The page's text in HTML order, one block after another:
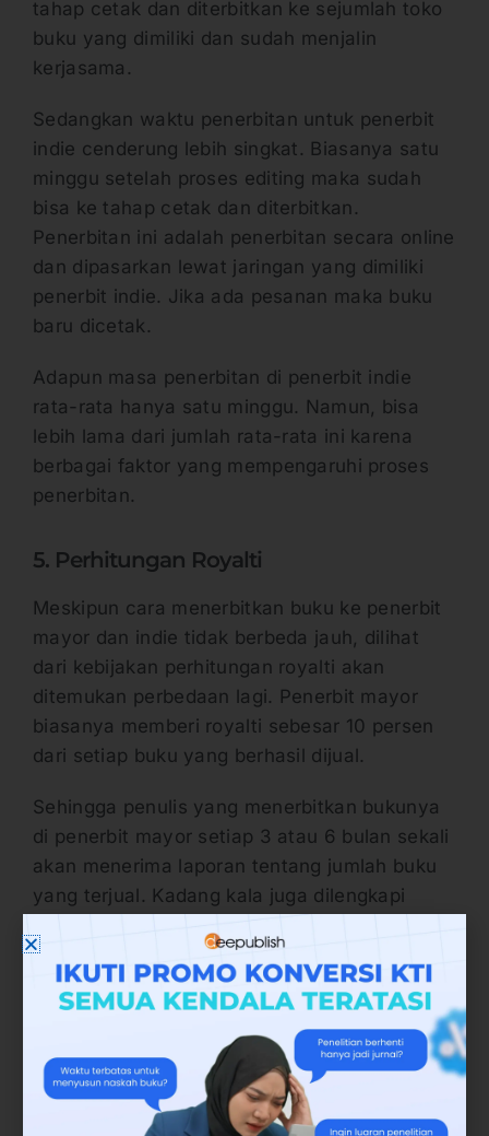
tahap cetak dan diterbitkan ke sejumlah toko
buku yang dimiliki dan sudah menjalin
kerjasama.
Sedangkan waktu penerbitan untuk penerbit
indie cenderung lebih singkat. Biasanya satu
minggu setelah proses editing maka sudah
bisa ke tahap cetak dan diterbitkan.
Penerbitan ini adalah penerbitan secara online
dan dipasarkan lewat jaringan yang dimiliki
penerbit indie. Jika ada pesanan maka buku
baru dicetak.
Adapun masa penerbitan di penerbit indie
rata-rata hanya satu minggu. Namun, bisa
lebih lama dari jumlah rata-rata ini karena
berbagai faktor yang mempengaruhi proses
penerbitan.
5. Perhitungan Royalti
Meskipun cara menerbitkan buku ke penerbit
mayor dan indie tidak berbeda jauh, dilihat
dari kebijakan perhitungan royalti akan
ditemukan perbedaan lagi. Penerbit mayor
biasanya memberi royalti sebesar 10 persen
dari setiap buku yang berhasil dijual.
Sehingga penulis yang menerbitkan bukunya
di penerbit mayor setiap 3 atau 6 bulan sekali
akan menerima laporan tentang jumlah buku
yang terjual. Kadang kala juga dilengkapi
persen tadi. Sehingga penulis bisa terus
update mengenai jumlah bukunya yang
berhasil terjual.
Sedangkan pada penerbit indie, besaran
royalti biasanya tidak sama antara satu
penerbit indie dengan penerbit indie lainnya.